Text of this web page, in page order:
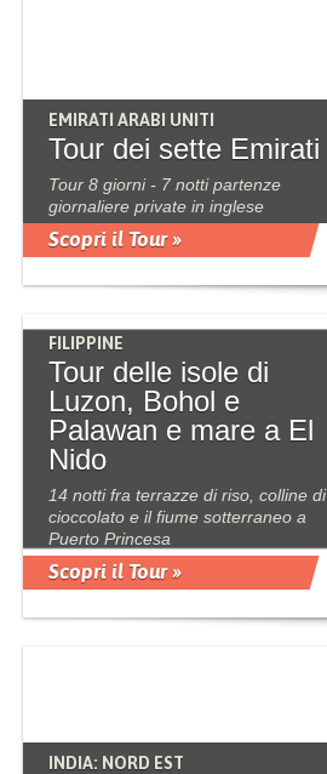
EMIRATI ARABI UNITI
Tour dei sette Emirati
Tour 8 giorni - 7 notti partenze
giornaliere private in inglese
Scopri il Tour »
FILIPPINE
Tour delle isole di
Luzon, Bohol e
Palawan e mare a El
Nido
14 notti fra terrazze di riso, colline di
cioccolato e il fiume sotterraneo a
Puerto Princesa
Scopri il Tour »
INDIA: NORD EST